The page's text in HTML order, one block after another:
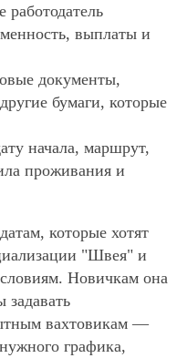
работодатель
выплаты и
документы,
бумаги, которые
начала, маршрут,
проживания и
которые хотят
"Швея" и
Новичкам она
задавать
вахтовикам —
графика,